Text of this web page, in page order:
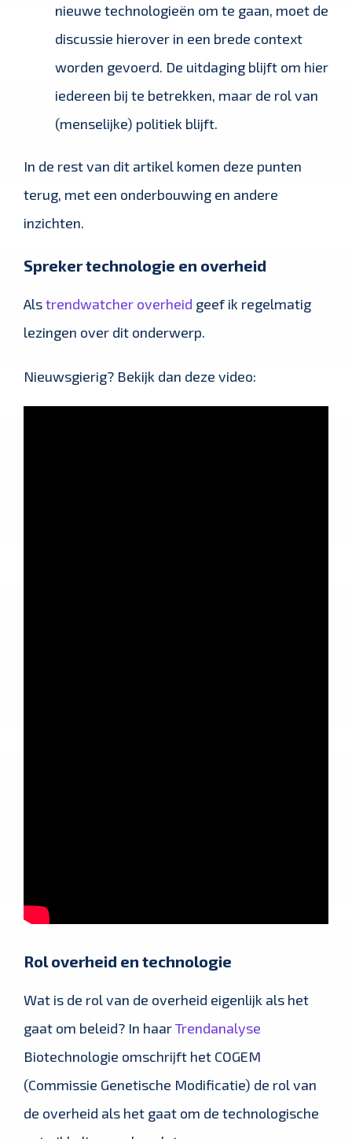
nieuwe technologieën om te gaan, moet de
discussie hierover in een brede context
worden gevoerd. De uitdaging blijft om hier
iedereen bij te betrekken, maar de rol van
(menselijke) politiek blijft.
In de rest van dit artikel komen deze punten
terug, met een onderbouwing en andere
inzichten.
Spreker technologie en overheid
Alstrendwatcher overheid geef ik regelmatig
lezingen over dit onderwerp.
Nieuwsgierig? Bekijk dan deze video:
Rol overheid en technologie
Wat is de rol van de overheid eigenlijk als het
gaat om beleid? In haarTrendanalyse
Biotechnologie omschrijft het COGEM
(Commissie Genetische Modificatie) de rol van
de overheid als het gaat om de technologische